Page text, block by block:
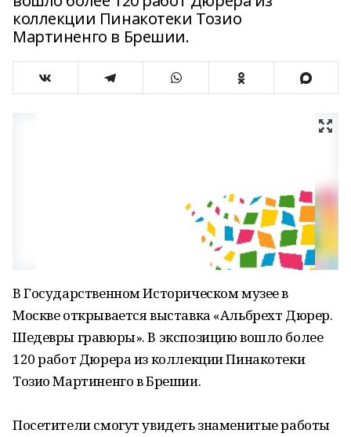
коллекции Пинакотеки Тозио
Мартиненго в Брешии.
В Государственном Историческом музее в
Москве открывается выставка «Альбрехт Дюрер.
Шедевры гравюры». В экспозицию вошло более
120 работ Дюрера из коллекции Пинакотеки
Тозио Мартиненго в Брешии.
Посетители смогут увидеть знаменитые работы